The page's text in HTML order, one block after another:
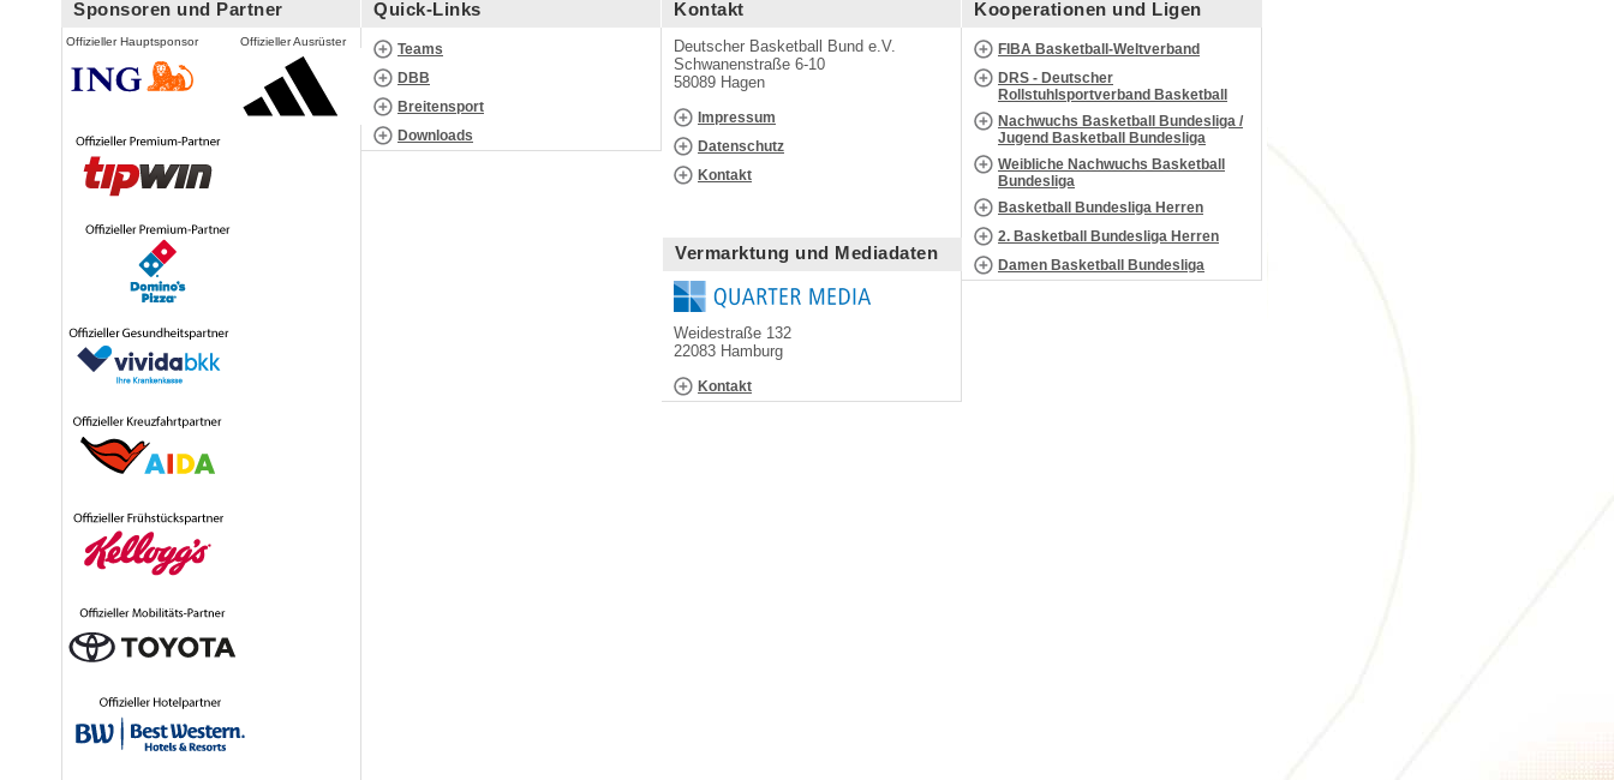
Sponsoren und Partner
Offizieller Hauptsponsor Offizieller Ausrüster
Quick-Links
Teams
DBB
Breitensport
Downloads
Kontakt
Deutscher Basketball Bund e.V.
Schwanenstraße 6-10
58089 Hagen
Impressum
Datenschutz
Kontakt
Vermarktung und Mediadaten
Weidestraße 132
22083 Hamburg
Kontakt
Kooperationen und Ligen
FIBA Basketball-Weltverband
DRS - Deutscher
Rollstuhlsportverband Basketball
Nachwuchs Basketball Bundesliga /
Jugend Basketball Bundesliga
Weibliche Nachwuchs Basketball
Bundesliga
Basketball Bundesliga Herren
2. Basketball Bundesliga Herren
Damen Basketball Bundesliga